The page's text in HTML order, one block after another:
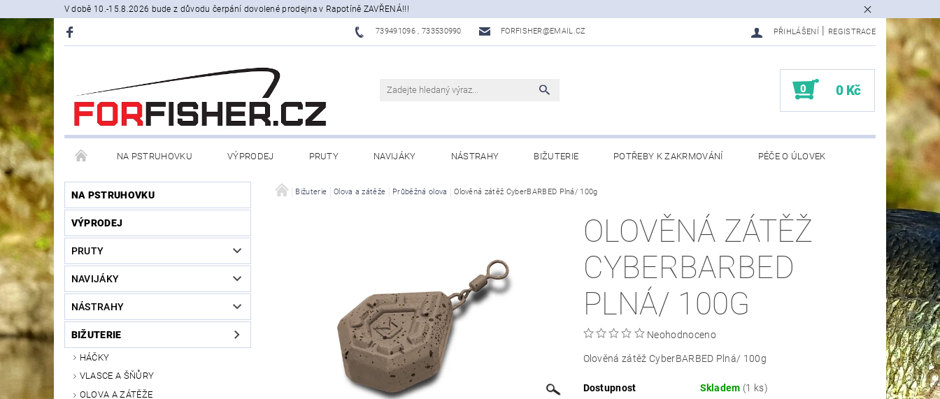
V době 10.-15.8.2026 bude z důvodu čerpání dovolené prodejna v Rapotíně ZAVŘENÁ!!!
739491096 , 733530990 FORFISHER@EMAIL.CZ PŘIHLÁŠENÍ REGISTRACE
0 0 Kč
NA PSTRUHOVKU VÝPRODEJ PRUTY NAVIJÁKY NÁSTRAHY BIŽUTERIE POTŘEBY K ZAKRMOVÁNÍ PÉČE O ÚLOVEK
STOJANY A SIGNALIZÁTORY ČLUNY, BELLY BOATY, ECHOLOTY OBLEČENÍ CAMPING DÁRKOVÉ PŘEDMĚTY
PRODÁVANÉ ZNAČKY
NA PSTRUHOVKU
VÝPRODEJ
PRUTY
NAVIJÁKY
NÁSTRAHY
BIŽUTERIE
HÁČKY
VLASCE A ŠŇŮRY
OLOVA A ZÁTĚŽE
Bižuterie Olova a zátěže Průběžná olova Olověná zátěž CyberBARBED Plná/ 100g
OLOVĚNÁ ZÁTĚŽ
CYBERBARBED
PLNÁ/ 100G
Neohodnoceno
Olověná zátěž CyberBARBED Plná/ 100g
Dostupnost Skladem (1 ks)